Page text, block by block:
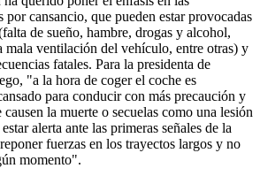
por cansancio, que pueden estar provocadas
de sueño, hambre, drogas y alcohol,
mala ventilación del vehículo, entre otras) y
fatales. Para la presidenta de
"a la hora de coger el coche es
para conducir con más precaución y
la muerte o secuelas como una lesión
alerta ante las primeras señales de la
fuerzas en los trayectos largos y no
momento".